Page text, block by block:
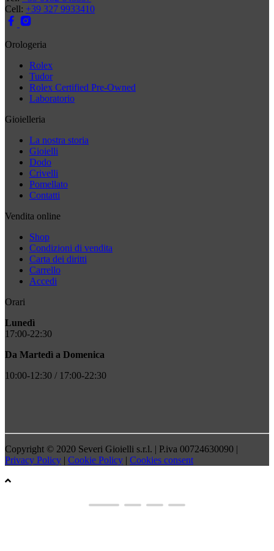
Cell: +39 327 9933410
Orologeria
Rolex
Tudor
Rolex Certified Pre-Owned
Laboratorio
Gioielleria
La nostra storia
Gioielli
Dodo
Crivelli
Pomellato
Contatti
Vendita online
Shop
Condizioni di vendita
Carta dei diritti
Carrello
Accedi
Orari
Lunedì
17:00-22:30
Da Martedì a Domenica
10:00-12:30 / 17:00-22:30
Copyright © 2020 Severi Gioielli s.r.l. | P.iva 00724630090 |
Privacy Policy | Cookie Policy | Cookies consent